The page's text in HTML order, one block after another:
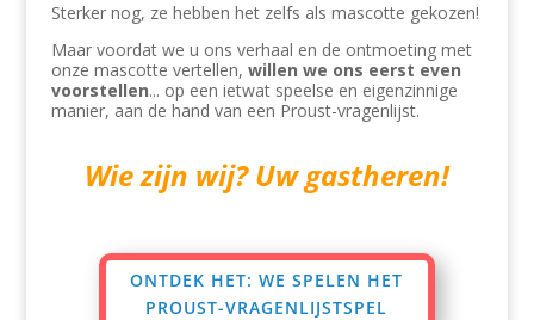
Sterker nog, ze hebben het zelfs als mascotte gekozen!
Maar voordat we u ons verhaal en de ontmoeting met
onze mascotte vertellen, willen we ons eerst even
voorstellen... op een ietwat speelse en eigenzinnige
manier, aan de hand van een Proust-vragenlijst.
Wie zijn wij? Uw gastheren!
ONTDEK HET: WE SPELEN HET
PROUST-VRAGENLIJSTSPEL